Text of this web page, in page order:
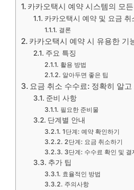
카카오택시 예약 시스템의 모
카카오택시 예약 및 요금 취
결론
카카오택시 예약 시 유용한 기
주요 특징
활용 방법
알아두면 좋은 팁
요금 취소 수수료: 정확히 알고
준비 사항
필요한 준비물
단계별 안내
1단계: 예약 확인하기
2단계: 요금 취소하기
3단계: 수수료 확인 및 결
추가 팁
효율적인 방법
주의사항